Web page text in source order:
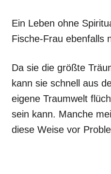
Ein Leben ohne
Fische-Frau ebenfalls
Da sie die größte
kann sie schnell aus
eigene Traumwelt
sein kann. Manche
diese Weise vor